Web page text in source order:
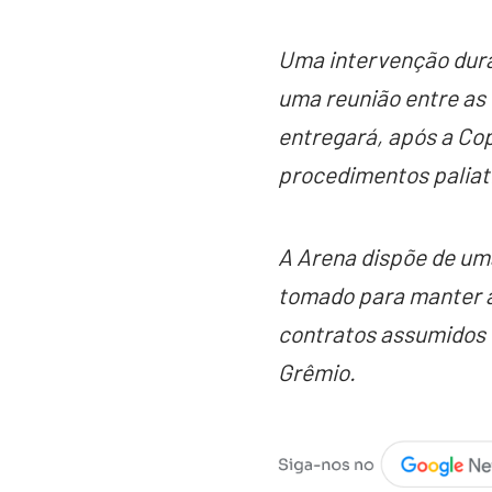
Uma intervenção
uma reunião entre
entregará, após a
procedimentos
A Arena dispõe de
tomado para manter
contratos assumidos
Grêmio.